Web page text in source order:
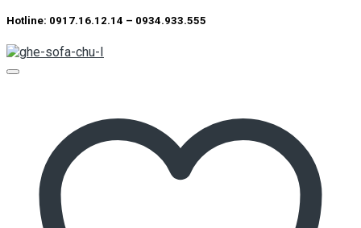
Hotline: 0917.16.12.14 – 0934.933.555